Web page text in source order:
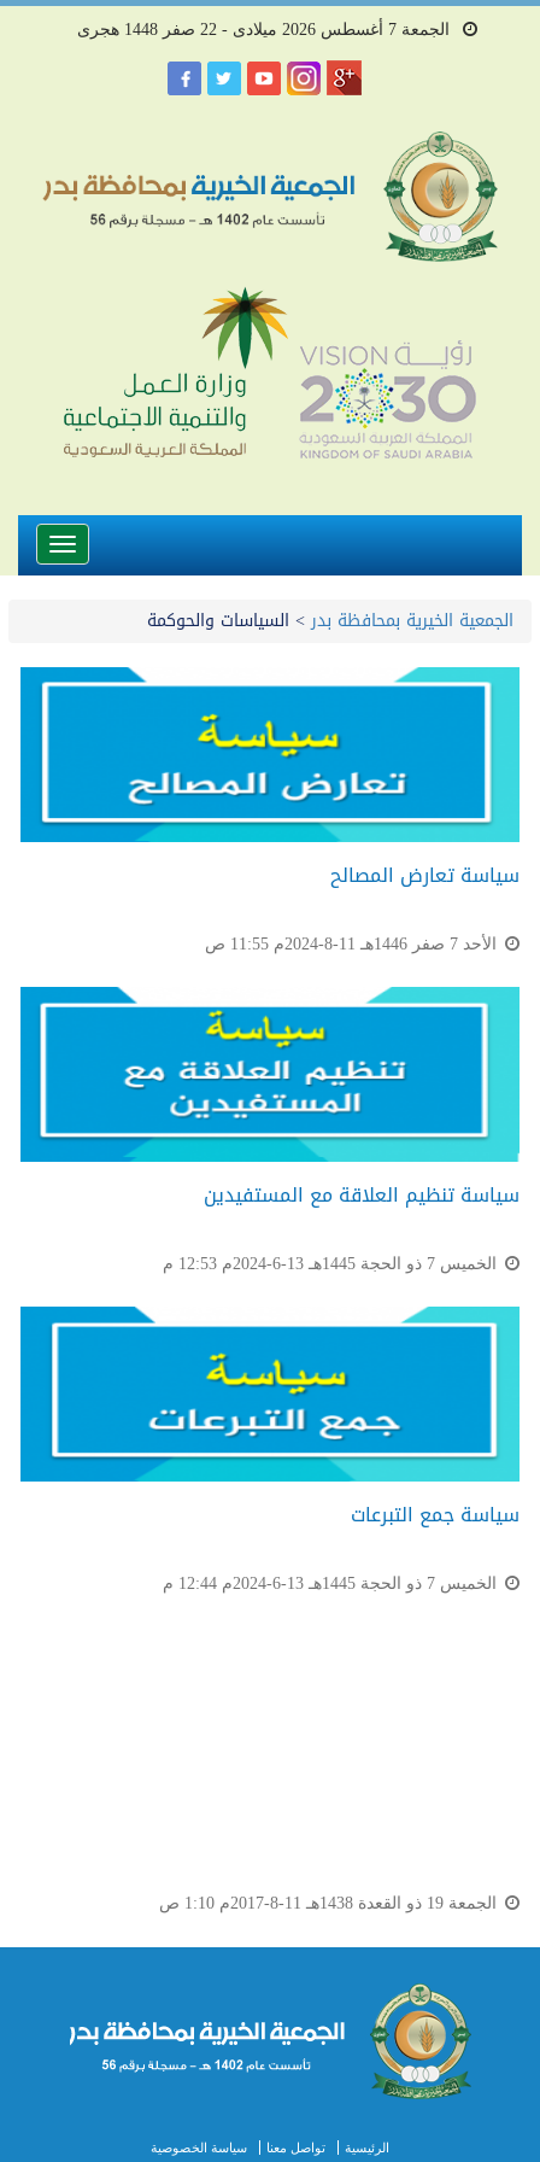
الجمعة 7 أغسطس 2026 ميلادى - 22 صفر 1448 هجرى
Toggle
الجمعية الخيرية بمحافظة بدر> السياسات والحوكمة
سياسة تعارض المصالح
الأحد 7 صفر 1446هـ 11-8-2024م 11:55 ص
سياسة تنظيم العلاقة مع المستفيدين
الخميس 7 ذو الحجة 1445هـ 13-6-2024م 12:53 م
سياسة جمع التبرعات
الخميس 7 ذو الحجة 1445هـ 13-6-2024م 12:44 م
الجمعة 19 ذو القعدة 1438هـ 11-8-2017م 1:10 ص
الرئيسية تواصل معنا سياسة الخصوصية